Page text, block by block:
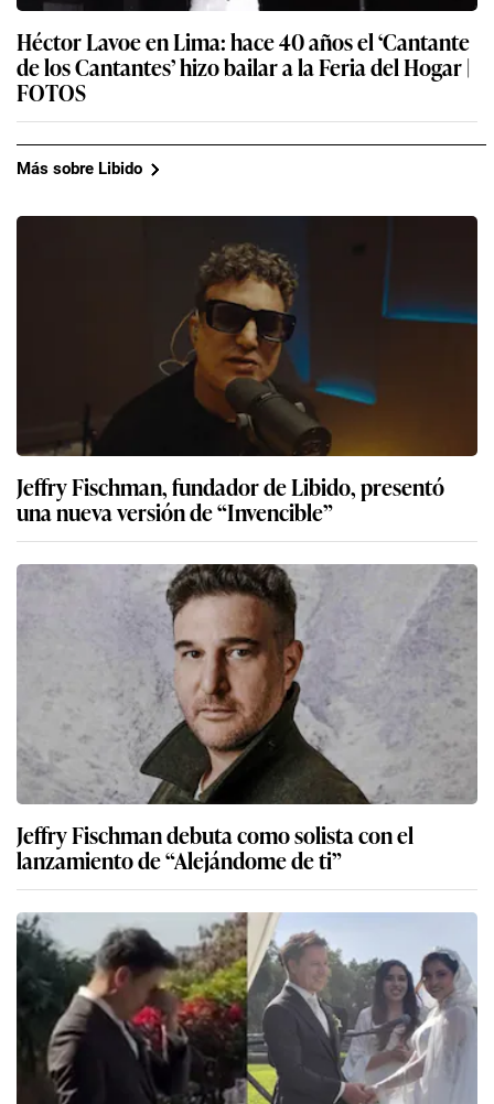
Héctor Lavoe en Lima: hace 40 años el ‘Cantante
de los Cantantes’ hizo bailar a la Feria del Hogar |
FOTOS
Más sobre Libido
Jeffry Fischman, fundador de Libido, presentó
una nueva versión de “Invencible”
Jeffry Fischman debuta como solista con el
lanzamiento de “Alejándome de ti”